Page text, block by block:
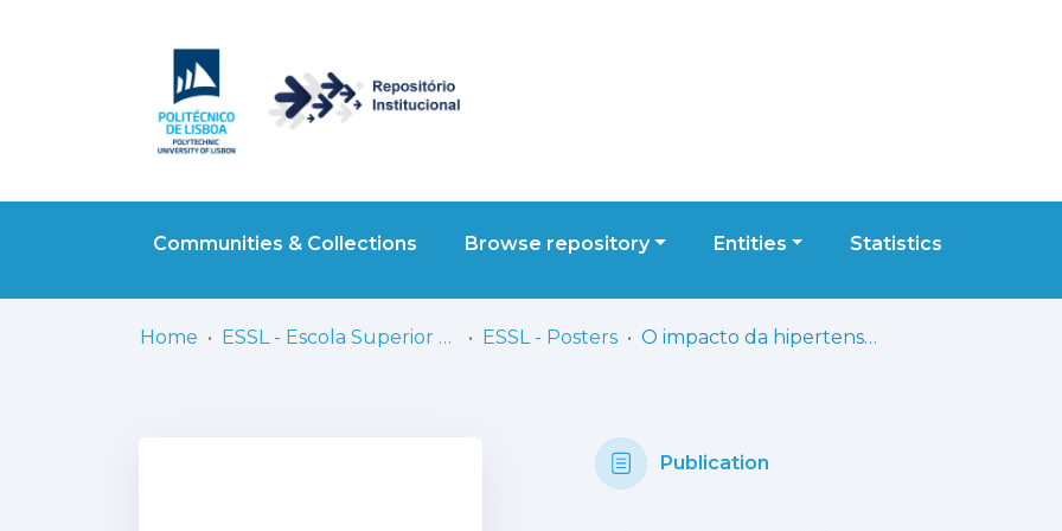
Communities & Collections Browse repository Entities Statistics
Home ESSL - Escola Superior de Saúde de Lisboa ESSL - Posters O impacto da hipertensão arterial no desempenho cognitivo
Publication